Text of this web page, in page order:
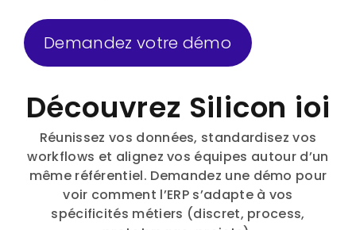
Demandez votre démo
Découvrez Silicon ioi
Réunissez vos données, standardisez vos
workflows et alignez vos équipes autour d’un
même référentiel. Demandez une démo pour
voir comment l’ERP s’adapte à vos
spécificités métiers (discret, process,